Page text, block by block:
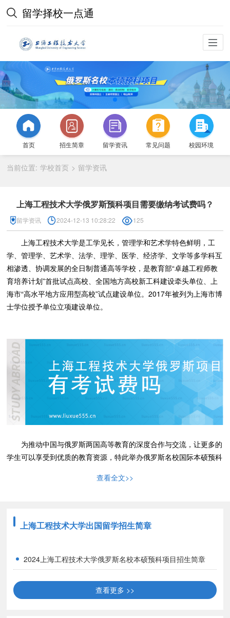
留学择校一点通
首页 招生简章 留学资讯 常见问题 校园环境
当前位置: 学校首页 > 留学资讯
上海工程技术大学俄罗斯预科项目需要缴纳考试费吗？
留学资讯 2024-12-13 10:28:22 125
上海工程技术大学是工学见长，管理学和艺术学特色鲜明，工
学、管理学、艺术学、法学、理学、医学、经济学、文学等多学科互
相渗透、协调发展的全日制普通高等学校，是教育部“卓越工程师教
育培养计划”首批试点高校、全国地方高校新工科建设牵头单位、上
海市“高水平地方应用型高校”试点建设单位。2017年被列为上海市博
士学位授予单位立项建设单位。
为推动中国与俄罗斯两国高等教育的深度合作与交流，让更多的
学生可以享受到优质的教育资源，特此举办俄罗斯名校国际本硕预科
色本硕出国留学预备教育项目，学生在上海工程技术大学进行为期一
学俄罗斯预科项目需要缴纳考试费吗？
科学规划育人为本
留学语言培训项目课程可以满足不同学业背景学生多元化学习需
求，可以满足学生对申请俄罗斯名校以及艺术、理科、工科类等知名
查看全文>>
上海工程技术大学出国留学招生简章
2024上海工程技术大学俄罗斯名校本硕预科项目招生简章
查看更多 >>